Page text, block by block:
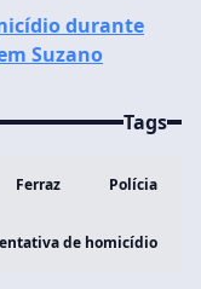
durante
Suzano
Tags
Ferraz Polícia
de homicídio